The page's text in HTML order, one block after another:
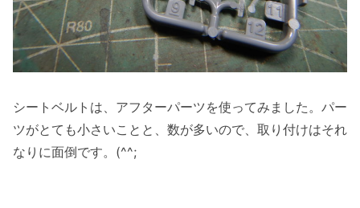
シートベルトは、アフターパーツを使ってみました。パー
ツがとても小さいことと、数が多いので、取り付けはそれ
なりに面倒です。(^^;